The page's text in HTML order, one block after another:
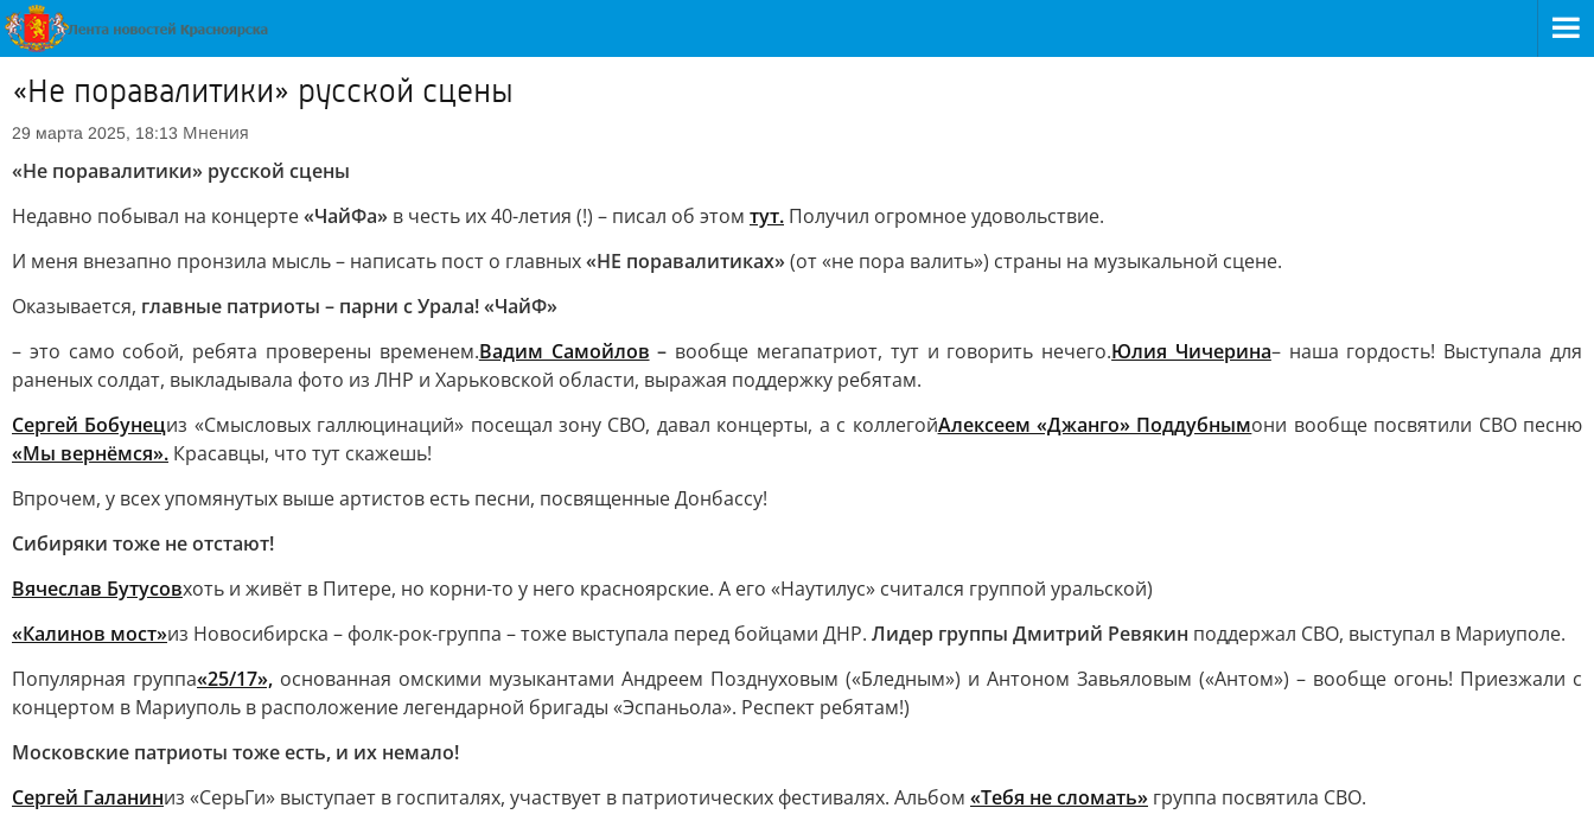
«Не поравалитики» русской сцены
29 марта 2025, 18:13 Мнения
«Не поравалитики» русской сцены
Недавно побывал на концерте«ЧайФа» в честь их 40-летия (!) – писал об этом тут. Получил огромное удовольствие.
И меня внезапно пронзила мысль – написать пост о главных«НЕ поравалитиках»(от «не пора валить») страны на музыкальной сцене.
Оказывается, главные патриоты – парни с Урала! «ЧайФ»
– это само собой, ребята проверены временем.Вадим Самойлов – вообще мегапатриот, тут и говорить нечего.Юлия Чичерина– наша гордость! Выступала для
раненых солдат, выкладывала фото из ЛНР и Харьковской области, выражая поддержку ребятам.
Сергей Бобунециз «Смысловых галлюцинаций» посещал зону СВО, давал концерты, а с коллегойАлексеем «Джанго» Поддубнымони вообще посвятили СВО песню
«Мы вернёмся». Красавцы, что тут скажешь!
Впрочем, у всех упомянутых выше артистов есть песни, посвященные Донбассу!
Сибиряки тоже не отстают!
Вячеслав Бутусовхоть и живёт в Питере, но корни-то у него красноярские. А его «Наутилус» считался группой уральской)
«Калинов мост»из Новосибирска – фолк-рок-группа – тоже выступала перед бойцами ДНР. Лидер группы Дмитрий Ревякин поддержал СВО, выступал в Мариуполе.
Популярная группа«25/17», основанная омскими музыкантами Андреем Позднуховым («Бледным») и Антоном Завьяловым («Антом») – вообще огонь! Приезжали с
концертом в Мариуполь в расположение легендарной бригады «Эспаньола». Респект ребятам!)
Московские патриоты тоже есть, и их немало!
Сергей Галаниниз «СерьГи» выступает в госпиталях, участвует в патриотических фестивалях. Альбом «Тебя не сломать» группа посвятила СВО.